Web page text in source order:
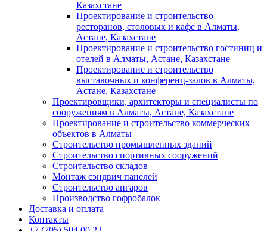
Казахстане
Проектирование и строительство
ресторанов, столовых и кафе в Алматы,
Астане, Казахстане
Проектирование и строительство гостиниц и
отелей в Алматы, Астане, Казахстане
Проектирование и строительство
выставочных и конференц-залов в Алматы,
Астане, Казахстане
Проектировщики, архитекторы и специалисты по
сооружениям в Алматы, Астане, Казахстане
Проектирование и строительство коммерческих
объектов в Алматы
Строительство промышленных зданий
Строительство спортивных сооружений
Строительство складов
Монтаж сэндвич панелей
Строительство ангаров
Производство гофробалок
Доставка и оплата
Контакты